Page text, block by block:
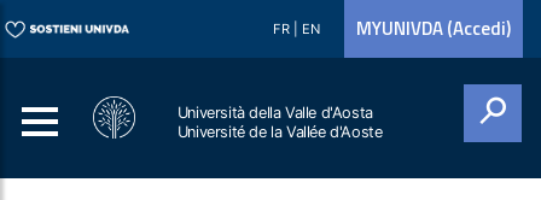
FR EN MYUNIVDA (Accedi)
Università della Valle d'Aosta
Université de la Vallée d'Aoste